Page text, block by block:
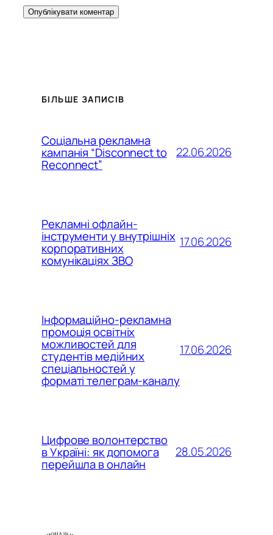
БІЛЬШЕ ЗАПИСІВ
Соціальна рекламна
кампанія “Disconnect to
Reconnect”
22.06.2026
Рекламні офлайн-
інструменти у внутрішніх
корпоративних
комунікаціях ЗВО
17.06.2026
Інформаційно-рекламна
промоція освітніх
можливостей для
студентів медійних
спеціальностей у
форматі телеграм-каналу
17.06.2026
Цифрове волонтерство
в Україні: як допомога
перейшла в онлайн
28.05.2026